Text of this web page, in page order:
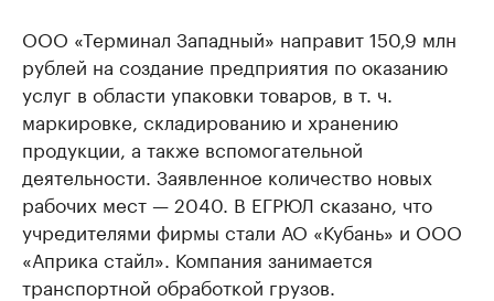
ООО «Терминал Западный» направит 150,9 млн
рублей на создание предприятия по оказанию
услуг в области упаковки товаров, в т. ч.
маркировке, складированию и хранению
продукции, а также вспомогательной
деятельности. Заявленное количество новых
рабочих мест — 2040. В ЕГРЮЛ сказано, что
учредителями фирмы стали АО «Кубань» и ООО
«Априка стайл». Компания занимается
транспортной обработкой грузов.